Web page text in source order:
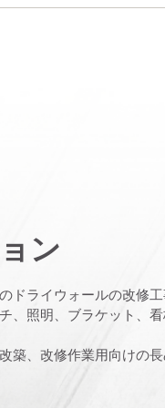
ン
ドライウォールの改修
、照明、ブラケット、
築、改修作業用向けの